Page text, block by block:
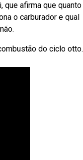
que afirma que quanto
o carburador e qual
do ciclo otto.